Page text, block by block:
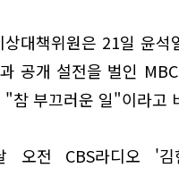
대책위원은 21일 윤
공개 설전을 벌인
참 부끄러운 일"이라고
오전 CBS라디오 '김